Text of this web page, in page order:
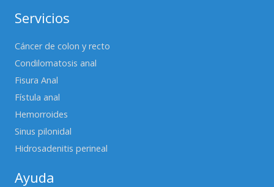
Servicios
Cáncer de colon y recto
Condilomatosis anal
Fisura Anal
Fístula anal
Hemorroides
Sinus pilonidal
Hidrosadenitis perineal
Ayuda